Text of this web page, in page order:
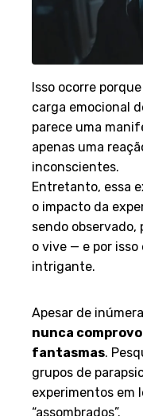
Isso ocorre
carga emocional
parece uma
apenas uma
inconscientes.
Entretanto, essa
o impacto da
sendo observado,
o vive — e por
intrigante.
Apesar de
nunca
fantasmas.
grupos de
experimentos em
“assombrados”.